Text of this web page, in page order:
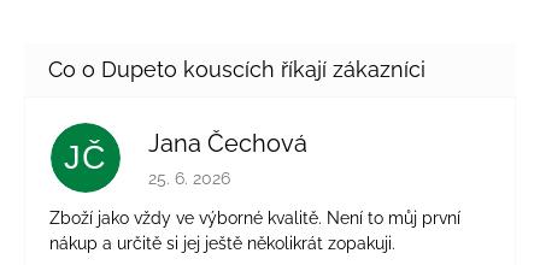
JČ Jana Čechová
Hodnocení obchodu je 5 z 5 hvězdiček.
25. 6. 2026
Zboží jako vždy ve výborné kvalitě. Není to můj první
nákup a určitě si jej ještě několikrát zopakuji.